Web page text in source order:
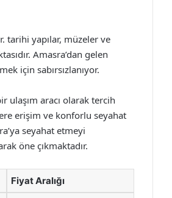
tarihi yapılar, müzeler ve
Amasra’dan gelen
için sabırsızlanıyor.
ulaşım aracı olarak tercih
erişim ve konforlu seyahat
seyahat etmeyi
öne çıkmaktadır.
Fiyat Aralığı